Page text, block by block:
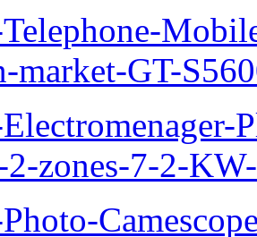
market-GT-
zones-7-2-